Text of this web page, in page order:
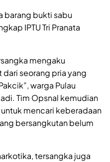
barang bukti sabu
IPTU Tri Pranata
mengaku
seorang pria yang
warga Pulau
Tim Opsnal kemudian
mencari keberadaan
bersangkutan belum
tersangka juga